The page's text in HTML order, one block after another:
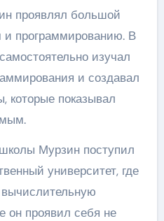
проявлял большой
и программированию. В
изучал
и создавал
которые показывал
Мурзин поступил
университет, где
он проявил себя не